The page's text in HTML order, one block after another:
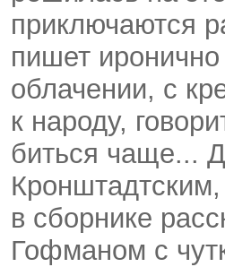
приключаются
пишет
облачении, с
к народу,
биться чаще...
в сборнике
Гофманом с